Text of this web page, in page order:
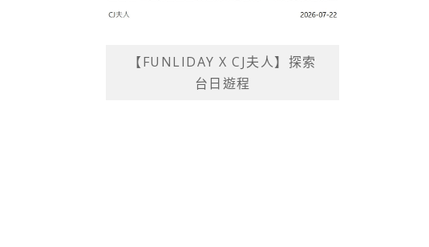
【FUNLIDAY X CJ夫人】探索
台日遊程